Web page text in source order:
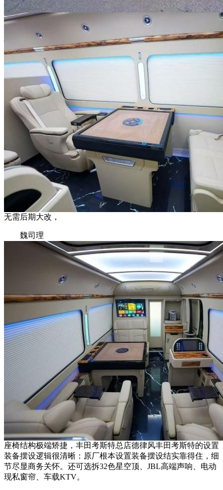
无需后期大改，
魏司理
座椅结构极端矫捷，丰田考斯特总店德律风丰田考斯特的设置
装备摆设逻辑很清晰：原厂根本设置装备摆设结实靠得住，细
节尽显商务关怀。还可选拆32色星空顶、JBL高端声响、电动
现私窗帘、车载KTV。